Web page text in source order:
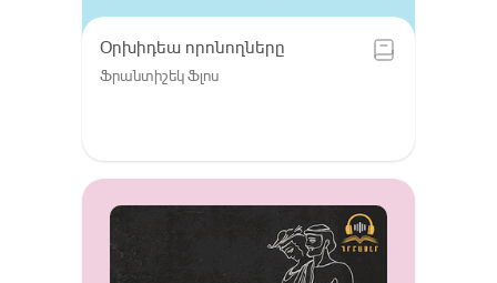
Օրխիդեա որոնողները
Ֆրանտիշեկ Ֆլոս